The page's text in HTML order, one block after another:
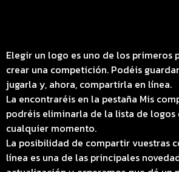
Elegir un logo es uno de los primeros
crear una competición. Podéis
jugarla y, ahora, compartirla en línea.
La encontraréis en la pestaña Mis
podréis eliminarla de la lista de logos
cualquier momento.
La posibilidad de compartir vuestras
línea es una de las principales